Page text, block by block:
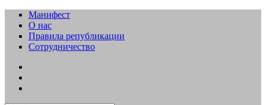
Манифест
О нас
Правила републикации
Сотрудничество